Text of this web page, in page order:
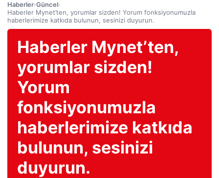
Haberler›Güncel›
Haberler Mynet’ten, yorumlar sizden! Yorum fonksiyonumuzla
haberlerimize katkıda bulunun, sesinizi duyurun.
Haberler Mynet’ten,
yorumlar sizden!
Yorum
fonksiyonumuzla
haberlerimize katkıda
bulunun, sesinizi
duyurun.